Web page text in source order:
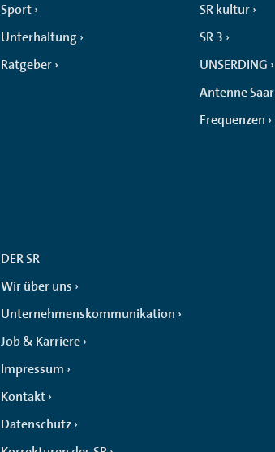
Sport
Unterhaltung
Ratgeber
SR kultur
SR 3
UNSERDING
Antenne Saar
Frequenzen
DER SR
Wir über uns
Unternehmenskommunikation
Job & Karriere
Impressum
Kontakt
Datenschutz